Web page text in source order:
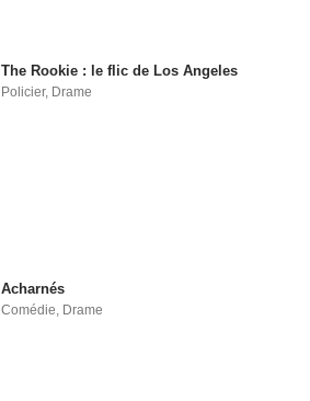
The Rookie : le flic de Los Angeles
Policier, Drame
Acharnés
Comédie Drame